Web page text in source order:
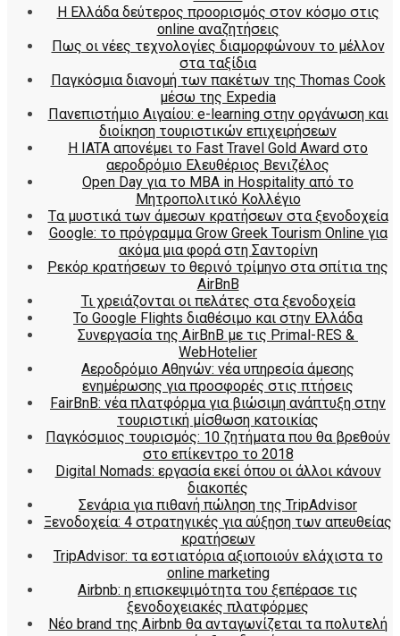
Η Ελλάδα δεύτερος προορισμός στον κόσμο στις
online αναζητήσεις
Πως οι νέες τεχνολογίες διαμορφώνουν το μέλλον
στα ταξίδια
Παγκόσμια διανομή των πακέτων της Thomas Cook
μέσω της Expedia
Πανεπιστήμιο Αιγαίου: e-learning στην οργάνωση και
διοίκηση τουριστικών επιχειρήσεων
Η IATA απονέμει το Fast Travel Gold Award στο
αεροδρόμιο Ελευθέριος Βενιζέλος
Open Day για το MBA in Hospitality από το
Μητροπολιτικό Κολλέγιο
Tα μυστικά των άμεσων κρατήσεων στα ξενοδοχεία
Google: το πρόγραμμα Grow Greek Tourism Online για
ακόμα μια φορά στη Σαντορίνη
Ρεκόρ κρατήσεων το θερινό τρίμηνο στα σπίτια της
AirBnB
Τι χρειάζονται οι πελάτες στα ξενοδοχεία
Το Google Flights διαθέσιμο και στην Ελλάδα
Συνεργασία​ ​της​ ​AirBnB​ ​με​ ​τις​ ​Primal-RES​ ​&​ ​
WebHotelier
Aεροδρόμιο Αθηνών: νέα υπηρεσία άμεσης
ενημέρωσης για προσφορές στις πτήσεις
FairBnB: νέα πλατφόρμα για βιώσιμη ανάπτυξη στην
τουριστική μίσθωση κατοικίας
Παγκόσμιος τουρισμός: 10 ζητήματα που θα βρεθούν
στο επίκεντρο το 2018
Digital Nomads: εργασία εκεί όπου οι άλλοι κάνουν
διακοπές
Σενάρια για πιθανή πώληση της TripAdvisor
Ξενοδοχεία: 4 στρατηγικές για αύξηση των απευθείας
κρατήσεων
TripAdvisor: τα εστιατόρια αξιοποιούν ελάχιστα το
online marketing
Airbnb: η επισκεψιμότητα του ξεπέρασε τις
ξενοδοχειακές πλατφόρμες
Nέο brand της Airbnb θα ανταγωνίζεται τα πολυτελή